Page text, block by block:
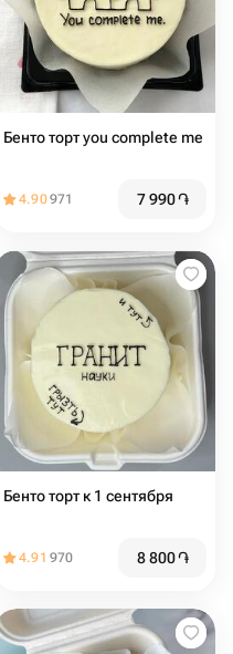
Бенто торт you complete me
4.90971 7 990֏
Бенто торт к 1 сентября
4.91 970 8 800֏